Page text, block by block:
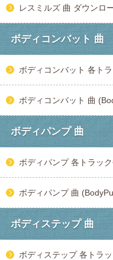
レスミルズ 曲 ダウンロ
ボディコンバット 曲
ボディコンバット 各ト
ボディコンバット 曲
ボディパンプ 曲
ボディパンプ 各トラッ
ボディパンプ 曲
ボディステップ 曲
ボディステップ 各トラ